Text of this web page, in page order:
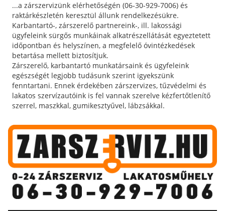
...a zárszervizünk elérhetőségén (06-30-929-7006) és
raktárkészletén keresztül állunk rendelkezésükre.
Karbantartó-, zárszerelő partnereink-, ill. lakossági
ügyfeleink sürgős munkáinak alkatrészellátását egyeztetett
időpontban és helyszínen, a megfelelő óvintézkedések
betartása mellett biztosítjuk.
Zárszerelő, karbantartó munkatársaink és ügyfeleink
egészségét legjobb tudásunk szerint igyekszünk
fenntartani. Ennek érdekében zárszervizes, tűzvédelmi és
lakatos szervízautóink is fel vannak szerelve kézfertőtlenítő
szerrel, maszkkal, gumikesztyűvel, lábzsákkal.